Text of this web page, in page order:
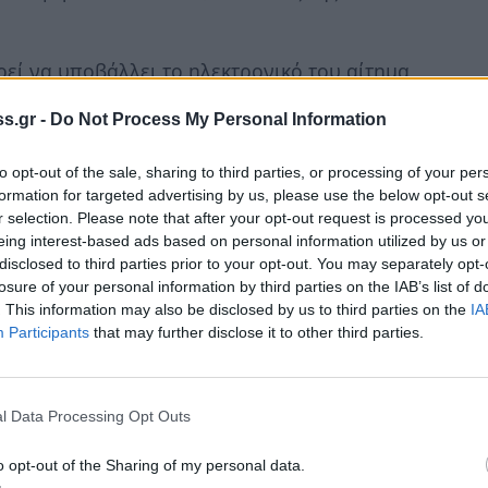
- Do Not Process My Personal Information
opt-out of the sale, sharing to third parties, or processing of your
for targeted advertising by us, please use the below opt-out
selection. Please note that after your opt-out request is processed
interest-based ads based on personal information utilized by us
to third parties prior to your opt-out. You may separately
of your personal information by third parties on the IAB’s list of
This information may also be disclosed by us to third parties on the
Participants that may further disclose it to other third parties.
Data Processing Opt Outs
opt-out of the Sharing of my personal data.
να υποβάλλει το ηλεκτρονικό του αίτημα
αφορά τα χρέη της πανδημίας και θα
ρύθμιση έως την 1η Φεβρουαρίου 2023.
οφειλές στο χρονικό διάστημα
Φεβρουαρίου 2023 και τις έχουν ήδη
δίνεται η δυνατότητα να τις
72 δόσεων, ενώ αν την 1η Νοεμβρίου 2021
ρύθμιση των 24 ή 48 δόσεων η οποία
νέες οφειλές, μετά την 1η
μπορούν να ενταχθούν στη νέα ρύθμιση